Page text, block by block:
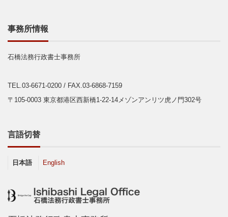
事務所情報
石橋法務行政書士事務所
TEL.03-6671-0200 / FAX.03-6868-7159
〒105-0003 東京都港区西新橋1-22-14メゾンアンリツ虎ノ門302号
言語切替
日本語 English